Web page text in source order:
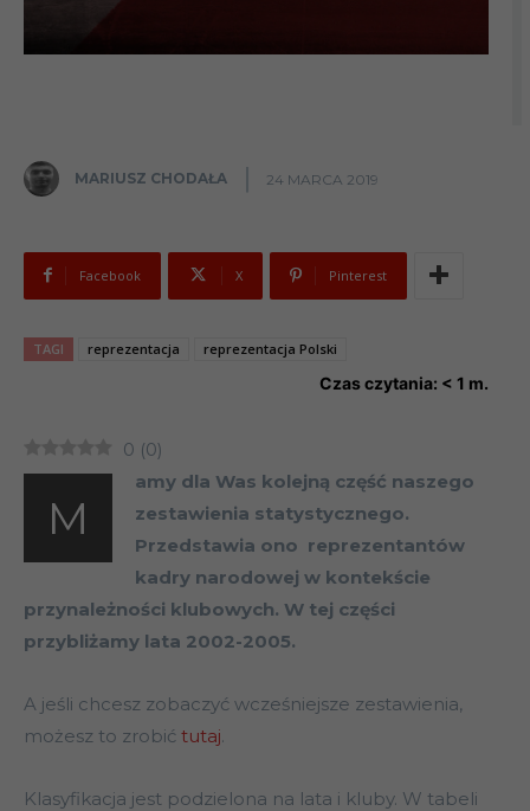
MARIUSZ CHODAŁA 24 MARCA 2019
Facebook X Pinterest
TAGI reprezentacja reprezentacja Polski
Czas czytania: < 1 m.
0 (0)
M
amy dla Was kolejną część naszego
zestawienia statystycznego.
Przedstawia ono reprezentantów
kadry narodowej w kontekście
przynależności klubowych. W tej części
przybliżamy lata 2002-2005.
A jeśli chcesz zobaczyć wcześniejsze zestawienia,
możesz to zrobić tutaj.
Klasyfikacja jest podzielona na lata i kluby. W tabeli